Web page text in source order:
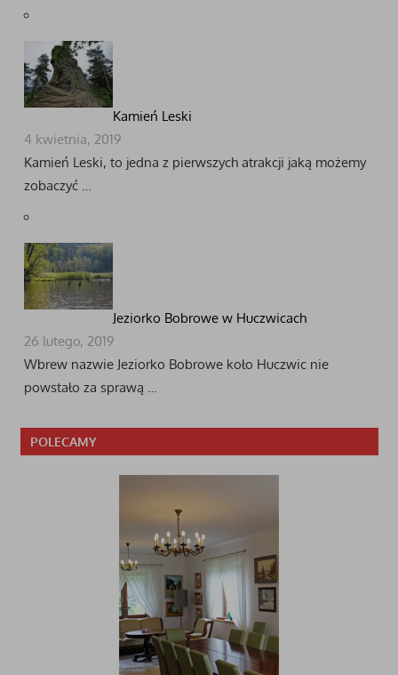
Kamień Leski
4 kwietnia, 2019
Kamień Leski, to jedna z pierwszych atrakcji jaką możemy
zobaczyć …
Jeziorko Bobrowe w Huczwicach
26 lutego, 2019
Wbrew nazwie Jeziorko Bobrowe koło Huczwic nie
powstało za sprawą …
POLECAMY